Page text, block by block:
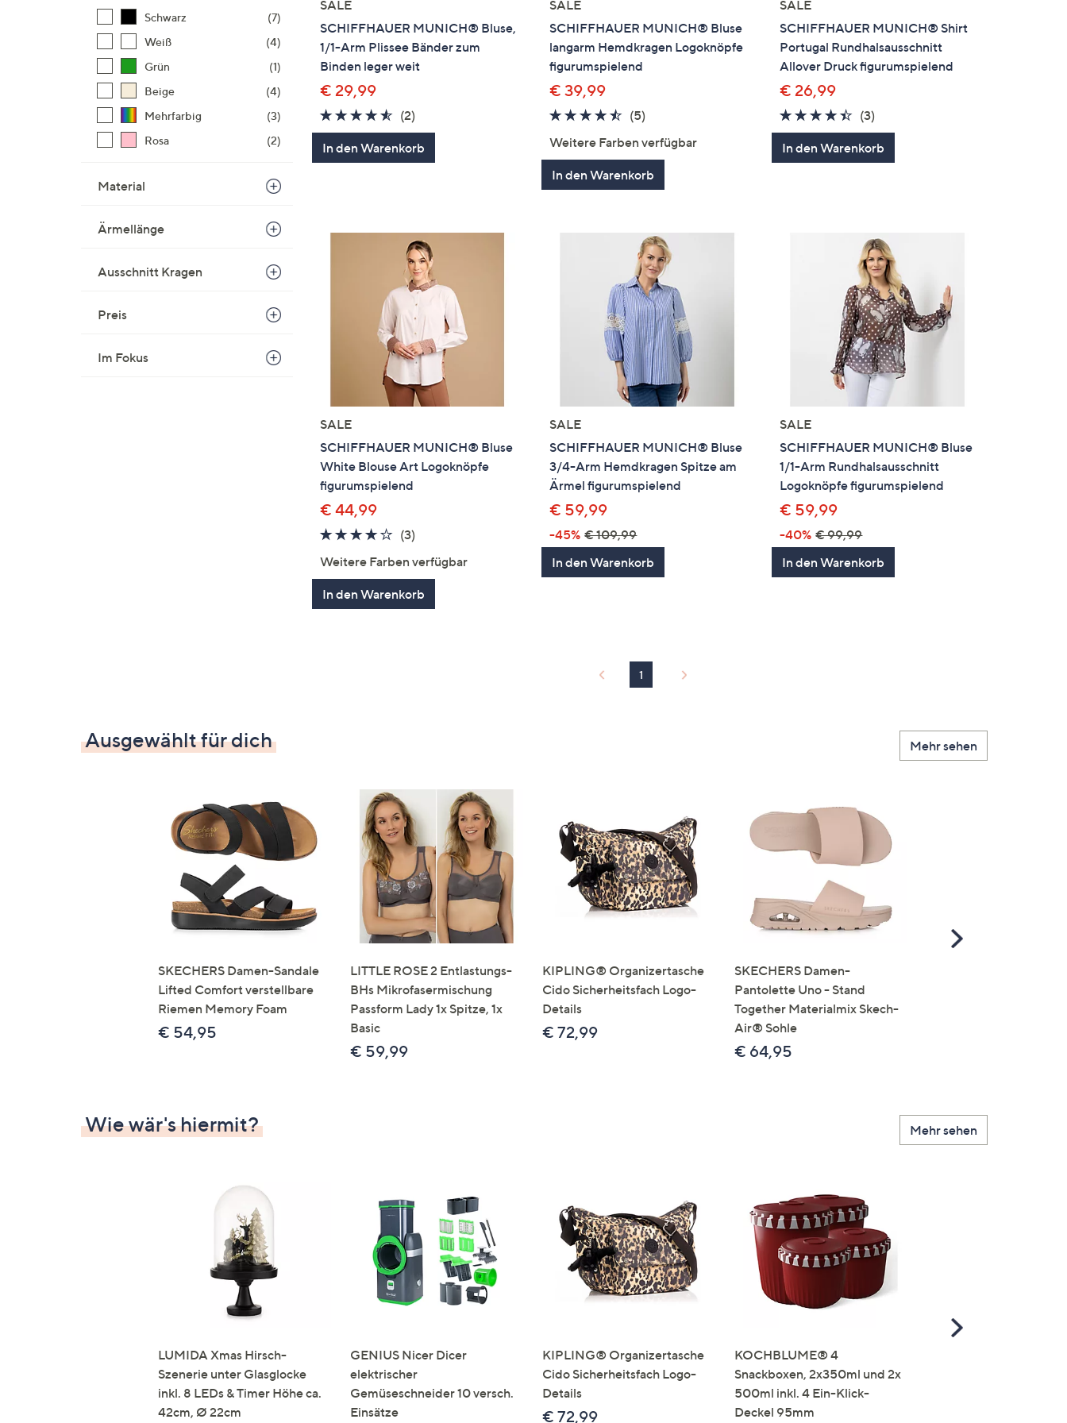
Schwarz
(7)
Weiß
(4)
Grün
(1)
Beige
(4)
Mehrfarbig
(3)
Rosa
(2)
Material
Ärmellänge
Ausschnitt Kragen
Preis
Im Fokus
SALE
SCHIFFHAUER MUNICH® Bluse,
1/1-Arm Plissee Bänder zum
Binden leger weit
€ 29,99
4.5
von
5
(2)2
Bewertungen
In den Warenkorb
SALE
SCHIFFHAUER MUNICH® Bluse
langarm Hemdkragen Logoknöpfe
figurumspielend
€ 39,99
4.4
5
(5)
Weitere Farben verfügbar
In den Warenkorb
SALE
SCHIFFHAUER MUNICH® Shirt
Portugal Rundhalsausschnitt
Allover Druck figurumspielend
€ 26,99
4.3
von
5
(3)
Bewertungen
In den Warenkorb
SALE
SCHIFFHAUER MUNICH® Bluse
White Blouse Art Logoknöpfe
figurumspielend
€ 44,99
4.0
(3)3
Weitere Farben verfügbar
In den Warenkorb
SALE
SCHIFFHAUER MUNICH® Bluse
3/4-Arm Hemdkragen Spitze am
Ärmel figurumspielend
€ 59,99
-45% € 109,99
In den Warenkorb
SALE
SCHIFFHAUER MUNICH® Bluse
1/1-Arm Rundhalsausschnitt
Logoknöpfe figurumspielend
€ 59,99
-40% € 99,99
In den Warenkorb
1
Ausgewählt für dich Mehr sehen
SKECHERS Damen-Sandale
Lifted Comfort verstellbare
Riemen Memory Foam
€ 54,95
LITTLE ROSE 2 Entlastungs-
BHs Mikrofasermischung
Passform Lady 1x Spitze, 1x
Basic
€ 59,99
KIPLING® Organizertasche
Cido Sicherheitsfach Logo-
Details
€ 72,99
SKECHERS Damen-
Pantolette Uno - Stand
Together Materialmix Skech-
Air® Sohle
€ 64,95
Scroll
Wie wär's hiermit? Mehr sehen
LUMIDA Xmas Hirsch-
Szenerie unter Glasglocke
inkl. 8 LEDs & Timer Höhe ca.
42cm, Ø 22cm
GENIUS Nicer Dicer
elektrischer
Gemüseschneider 10 versch.
Einsätze
KIPLING® Organizertasche
Cido Sicherheitsfach Logo-
Details
€ 72,99
KOCHBLUME® 4
Snackboxen, 2x350ml und 2x
500ml inkl. 4 Ein-Klick-
Deckel 95mm
Scroll